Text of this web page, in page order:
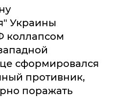
Украины
коллапсом
сформировался
противник,
поражать